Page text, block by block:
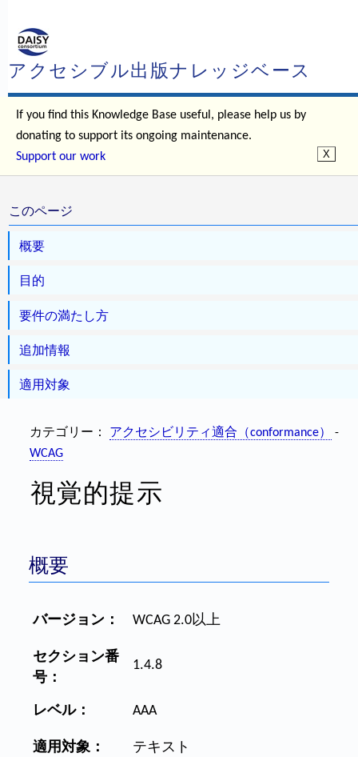
アクセシブル出版ナレッジベース
If you find this Knowledge Base useful, please help us by
donating to support its ongoing maintenance.
Support our work
このページ
概要
目的
要件の満たし方
追加情報
適用対象
カテゴリー： アクセシビリティ適合（conformance）
-
WCAG
視覚的提示
概要
バージョン： WCAG 2.0以上
セクション番
号：
1.4.8
レベル： AAA
適用対象： テキスト